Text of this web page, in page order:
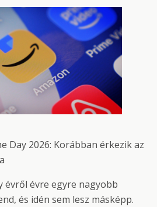
Day 2026: Korábban érkezik az
évről évre egyre nagyobb
és idén sem lesz másképp.